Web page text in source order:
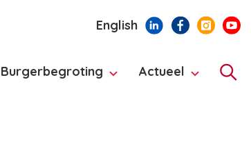
English
Burgerbegroting Actueel